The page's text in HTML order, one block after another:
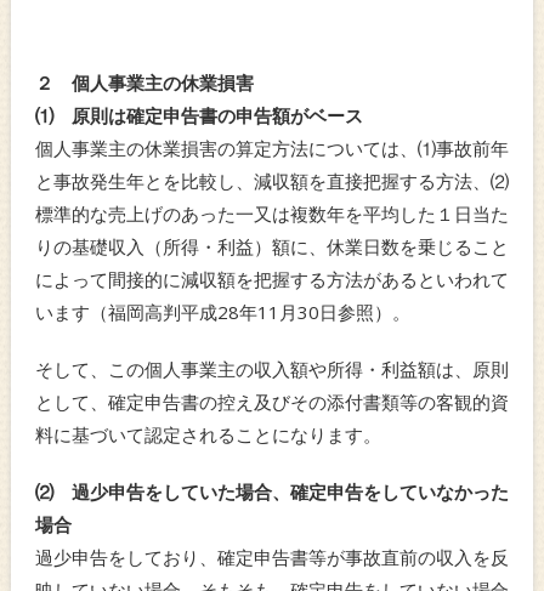
２ 個人事業主の休業損害
⑴ 原則は確定申告書の申告額がベース
個人事業主の休業損害の算定方法については、⑴事故前年
と事故発生年とを比較し、減収額を直接把握する方法、⑵
標準的な売上げのあった一又は複数年を平均した１日当た
りの基礎収入（所得・利益）額に、休業日数を乗じること
によって間接的に減収額を把握する方法があるといわれて
います（福岡高判平成28年11月30日参照）。
そして、この個人事業主の収入額や所得・利益額は、原則
として、確定申告書の控え及びその添付書類等の客観的資
料に基づいて認定されることになります。
⑵ 過少申告をしていた場合、確定申告をしていなかった
場合
過少申告をしており、確定申告書等が事故直前の収入を反